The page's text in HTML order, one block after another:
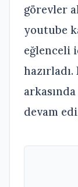
görevler
youtube
eğlenceli
devam